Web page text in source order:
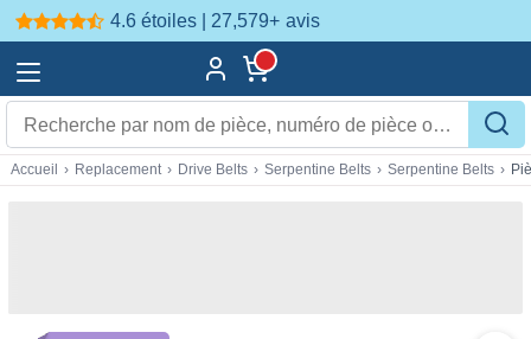
4.6 étoiles | 27,579+ avis
Accueil › Replacement › Drive Belts › Serpentine Belts › Serpentine Belts ›